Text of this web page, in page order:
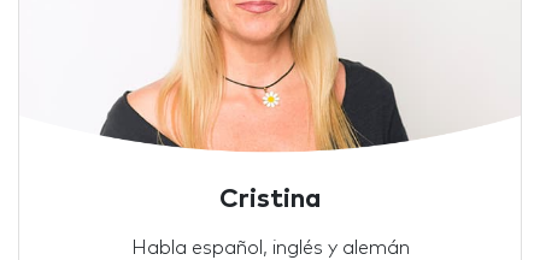
Cristina
Habla español, inglés y alemán